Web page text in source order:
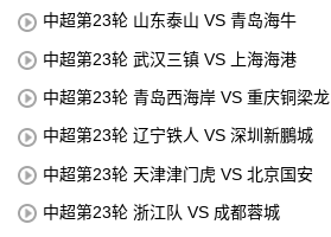
中超第23轮 山东泰山 VS 青岛海牛
中超第23轮 武汉三镇 VS 上海海港
中超第23轮 青岛西海岸 VS 重庆铜梁龙
中超第23轮 辽宁铁人 VS 深圳新鵬城
中超第23轮 天津津门虎 VS 北京国安
中超第23轮 浙江队 VS 成都蓉城